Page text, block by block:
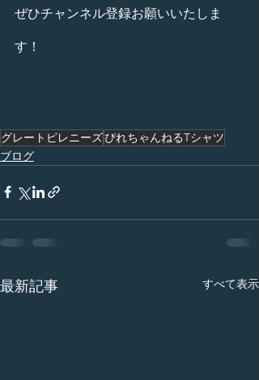
ぜひチャンネル登録お願いいたしま
す！
グレートピレニーズぴれちゃんねるTシャツ
ブログ
最新記事 すべて表示